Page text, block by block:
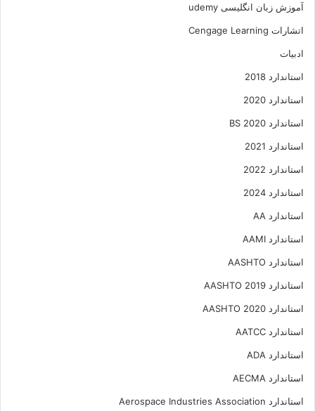
آموزش زبان انگلیسی udemy
اتشارات Cengage Learning
ادبیات
استاندارد 2018
استاندارد 2020
استاندارد 2020 BS
استاندارد 2021
استاندارد 2022
استاندارد 2024
استاندارد AA
استاندارد AAMI
استاندارد AASHTO
استاندارد AASHTO 2019
استاندارد AASHTO 2020
استاندارد AATCC
استاندارد ADA
استاندارد AECMA
استاندارد Aerospace Industries Association